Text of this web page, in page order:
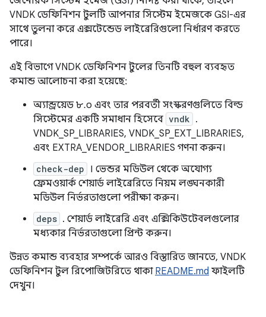
VNDK ডেফিনিশন টুলটি আপনার সিস্টেম ইমেজকে GSI-এর
সাথে তুলনা করে এক্সটেন্ডেড লাইব্রেরিগুলো নির্ধারণ করতে
পারে।
এই বিভাগে VNDK ডেফিনিশন টুলের তিনটি বহুল ব্যবহৃত
কমান্ড আলোচনা করা হয়েছে:
অ্যান্ড্রয়েড ৮.০ এবং তার পরবর্তী সংস্করণগুলিতে বিল্ড
সিস্টেমের একটি সমাধান হিসেবে vndk .
VNDK_SP_LIBRARIES, VNDK_SP_EXT_LIBRARIES,
এবং EXTRA_VENDOR_LIBRARIES গণনা করুন।
check-dep
। ভেন্ডর মডিউল থেকে অযোগ্য
ফ্রেমওয়ার্ক শেয়ার্ড লাইব্রেরিতে নিয়ম লঙ্ঘনকারী
মডিউল নির্ভরতাগুলো পরীক্ষা করুন।
deps . শেয়ার্ড লাইব্রেরি এবং এক্সিকিউটেবলগুলোর
মধ্যকার নির্ভরতাগুলো প্রিন্ট করুন।
উন্নত কমান্ড ব্যবহার সম্পর্কে আরও বিস্তারিত জানতে, VNDK
ডেফিনিশন টুল রিপোজিটরিতে থাকা README.md ফাইলটি
দেখুন।